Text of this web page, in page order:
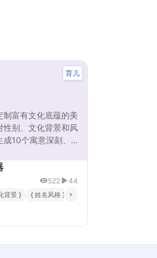
制富有文化底蕴的美
性别、文化背景和风
10个寓意深刻、
论是追求古典雅致
满足您的期望，让
充满意义，为宝宝
。
育儿
522 44
背景 } { 姓名风格 }